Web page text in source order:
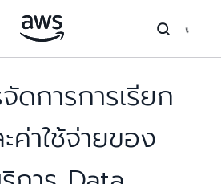
ดการการเรียก
ค่าใช้จ่ายของ